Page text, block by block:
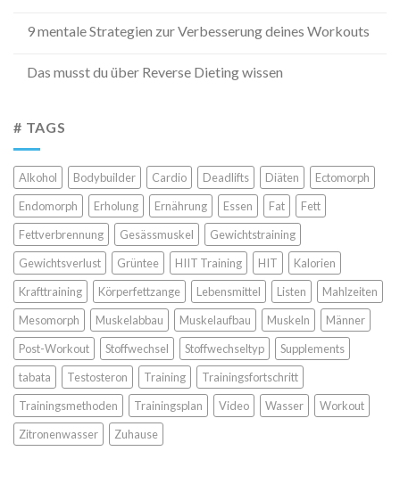
9 mentale Strategien zur Verbesserung deines Workouts
Das musst du über Reverse Dieting wissen
# TAGS
Alkohol Bodybuilder Cardio Deadlifts Diäten
Ectomorph
Endomorph
Erholung Ernährung Essen Fat
Fett
Fettverbrennung
Gesässmuskel
Gewichtstraining
Gewichtsverlust
Grüntee HIIT Training HIT
Kalorien
Krafttraining
Körperfettzange Lebensmittel Listen
Mahlzeiten
Mesomorph
Muskelabbau Muskelaufbau Muskeln
Männer
Post-Workout
Stoffwechsel Stoffwechseltyp
Supplements
tabata
Testosteron Training
Trainingsfortschritt
Trainingsmethoden
Trainingsplan Video Wasser
Workout
Zitronenwasser
Zuhause